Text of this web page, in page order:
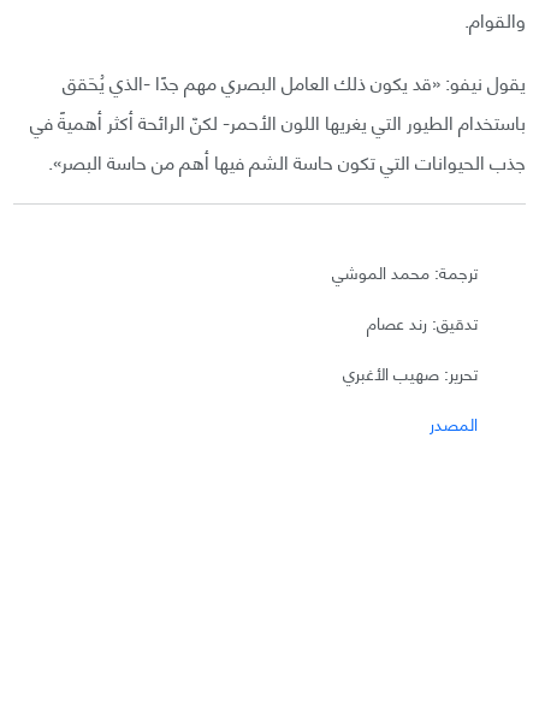
والقوام.
يقول نيفو: «قد يكون ذلك العامل البصري مهم جدًا -الذي يُحَقق
باستخدام الطيور التي يغريها اللون الأحمر- لكنّ الرائحة أكثر أهميةً في
جذب الحيوانات التي تكون حاسة الشم فيها أهم من حاسة البصر».
ترجمة: محمد الموشي
تدقيق: رند عصام
تحرير: صهيب الأغبري
المصدر